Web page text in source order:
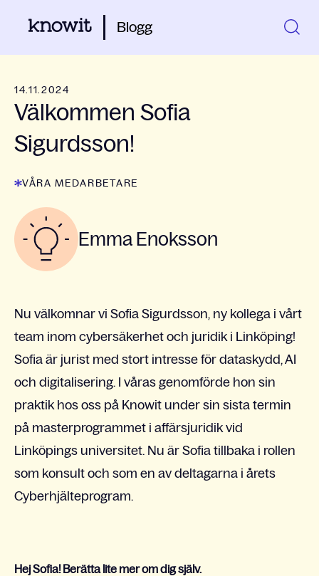
Blogg
14.11.2024
Välkommen Sofia
Sigurdsson!
VÅRA MEDARBETARE
Emma Enoksson
Nu välkomnar vi Sofia Sigurdsson, ny kollega i vårt
team inom cybersäkerhet och juridik i Linköping!
Sofia är jurist med stort intresse för dataskydd, AI
och digitalisering. I våras genomförde hon sin
praktik hos oss på Knowit under sin sista termin
på masterprogrammet i affärsjuridik vid
Linköpings universitet. Nu är Sofia tillbaka i rollen
som konsult och som en av deltagarna i årets
Cyberhjälteprogram.
Hej Sofia! Berätta lite mer om dig själv.